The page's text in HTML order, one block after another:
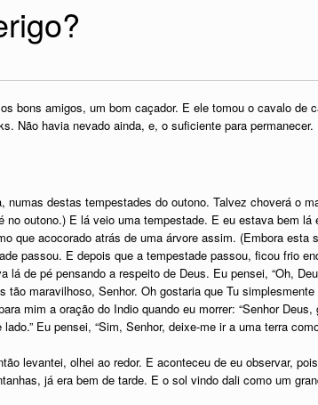
bons amigos, um bom caçador. E ele tomou o cavalo de
Não havia nevado ainda, e, o suficiente para permanecer.
destas tempestades do outono. Talvez choverá o
outono.) E lá veio uma tempestade. E eu estava bem lá
que acocorado atrás de uma árvore assim. (Embora esta
passou. E depois que a tempestade passou, ficou frio
de pé pensando a respeito de Deus. Eu pensei, “Oh,
tão maravilhoso, Senhor. Oh gostaria que Tu
mim a oração do Indio quando eu morrer: “Senhor Deus,
Eu pensei, “Sim, Senhor, deixe-me ir a uma terra
levantei, olhei ao redor. E aconteceu de eu observar,
já era bem de tarde. E o sol vindo dali como um